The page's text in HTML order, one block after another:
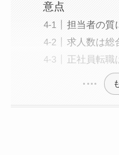
意点
担当者の質
求人数は総
正社員転職